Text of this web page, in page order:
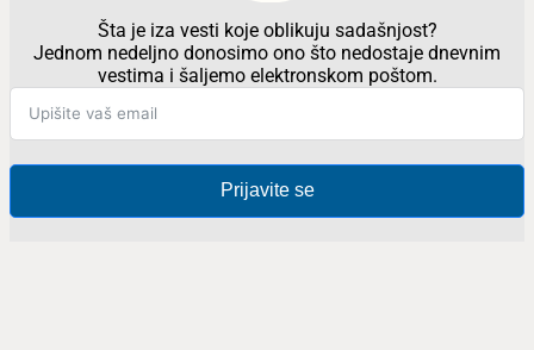
Šta je iza vesti koje oblikuju sadašnjost?
Jednom nedeljno donosimo ono što nedostaje dnevnim
vestima i šaljemo elektronskom poštom.
Prijavite se